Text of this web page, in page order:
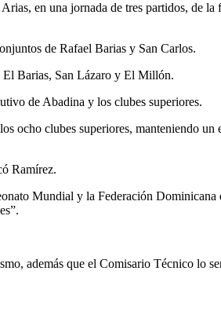
en una jornada de tres partidos, de la
de Rafael Barias y San Carlos.
El Barias, San Lázaro y El Millón.
de Abadina y los clubes superiores.
ocho clubes superiores, manteniendo un
Ramírez.
Mundial y la Federación Dominicana
además que el Comisario Técnico lo